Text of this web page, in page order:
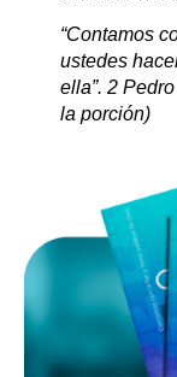
“Contamos
ustedes
ella”. 2
la porción)